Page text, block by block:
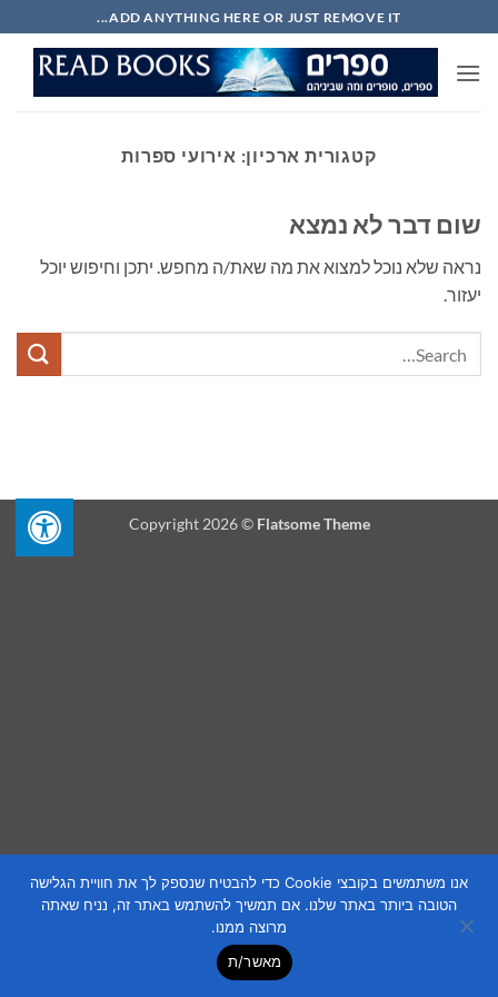
to
content
ADD ANYTHING HERE OR JUST REMOVE IT...
קטגורית ארכיון: אירועי ספרות
שום דבר לא נמצא
נראה שלא נוכל למצוא את מה שאת/ה מחפש. יתכן וחיפוש יוכל
יעזור.
Copyright 2026 © Flatsome Theme
אנו משתמשים בקובצי Cookie כדי להבטיח שנספק לך את חוויית הגלישה
הטובה ביותר באתר שלנו. אם תמשיך להשתמש באתר זה, נניח שאתה
מרוצה ממנו.
מאשר/ת